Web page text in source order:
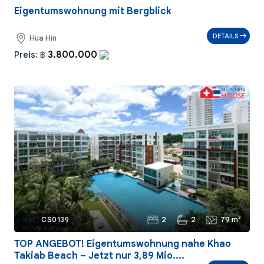
Eigentumswohnung mit Bergblick
Hua Hin
Preis: ฿ 3.800.000
DETAILS
Ref.: CS0139 2 2 79 m²
TOP ANGEBOT! Eigentumswohnung nahe Khao
Takiab Beach – Jetzt nur 3,89 Mio....